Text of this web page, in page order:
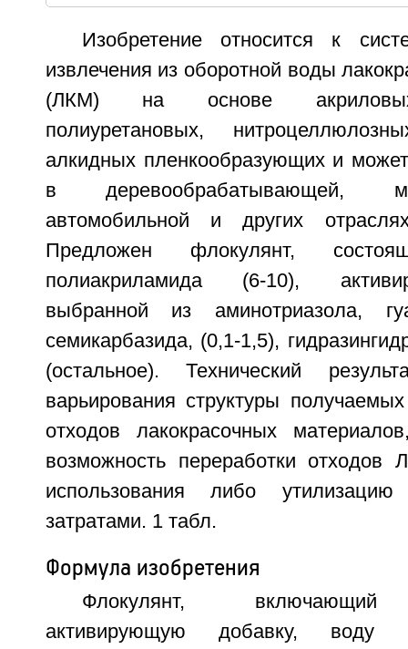
Изобретение относится к
извлечения из оборотной воды
(ЛКМ) на основе
полиуретановых,
алкидных пленкообразующих и
в деревообрабатывающей,
автомобильной и других
Предложен флокулянт,
полиакриламида (6-10),
выбранной из аминотриазола,
семикарбазида, (0,1-1,5),
(остальное). Технический
варьирования структуры
отходов лакокрасочных
возможность переработки отходов
использования либо
затратами. 1 табл.
Формула изобретения
Флокулянт, включающий
активирующую добавку, воду и